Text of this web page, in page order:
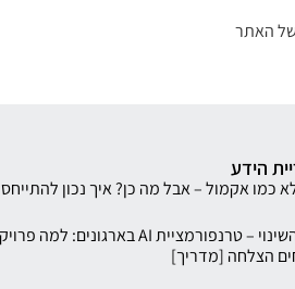
האתר
הידע
הצלחה [מדריך]